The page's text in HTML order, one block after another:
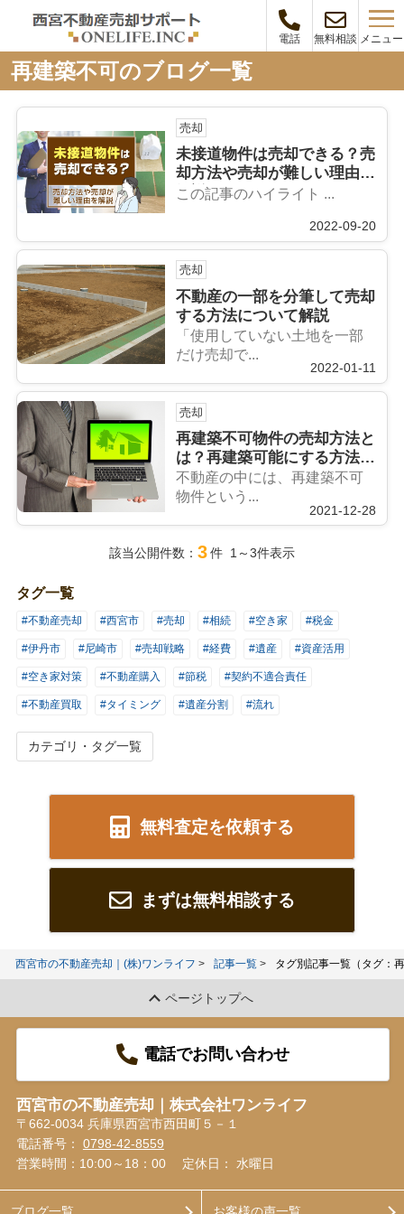
電話 無料相談 メニュー
再建築不可のブログ一覧
売却
未接道物件は売却できる？売
却方法や売却が難しい理由を
解説
この記事のハイライト ...
2022-09-20
売却
不動産の一部を分筆して売却
する方法について解説
「使用していない土地を一部
だけ売却で...
2022-01-11
売却
再建築不可物件の売却方法と
は？再建築可能にする方法も
ご紹介！
不動産の中には、再建築不可
物件という...
2021-12-28
該当公開件数： 3件 1～3件表示
タグ一覧
#不動産売却 #西宮市 #売却 #相続 #空き家 #税金
#伊丹市 #尼崎市 #売却戦略 #経費 #遺産 #資産活用
#空き家対策 #不動産購入 #節税 #契約不適合責任
#不動産買取 #タイミング #遺産分割 #流れ
カテゴリ・タグ一覧
無料査定を依頼する
まずは無料相談する
西宮市の不動産売却｜(株)ワンライフ 記事一覧 タグ別記事一覧（タグ：
ページトップへ
電話でお問い合わせ
西宮市の不動産売却｜株式会社ワンライフ
〒662-0034 兵庫県西宮市西田町５－１
電話番号： 0798-42-8559
営業時間：10:00～18：00
定休日： 水曜日
ブログ一覧 お客様の声一覧